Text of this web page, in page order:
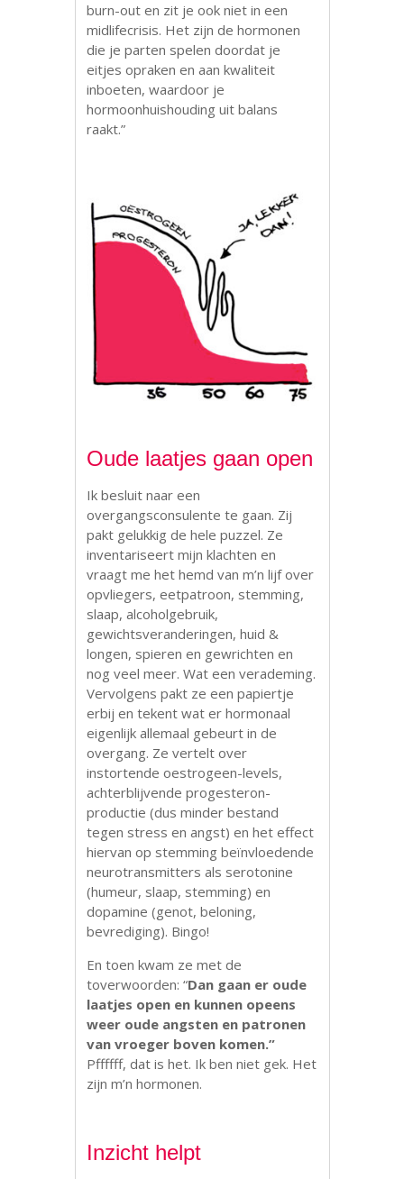
burn-out en zit je ook niet in een
midlifecrisis. Het zijn de hormonen
die je parten spelen doordat je
eitjes opraken en aan kwaliteit
inboeten, waardoor je
hormoonhuishouding uit balans
raakt.”
Oude laatjes gaan open
Ik besluit naar een
overgangsconsulente te gaan. Zij
pakt gelukkig de hele puzzel. Ze
inventariseert mijn klachten en
vraagt me het hemd van m’n lijf over
opvliegers, eetpatroon, stemming,
slaap, alcoholgebruik,
gewichtsveranderingen, huid &
longen, spieren en gewrichten en
nog veel meer. Wat een verademing.
Vervolgens pakt ze een papiertje
erbij en tekent wat er hormonaal
eigenlijk allemaal gebeurt in de
overgang. Ze vertelt over
instortende oestrogeen-levels,
achterblijvende progesteron-
productie (dus minder bestand
tegen stress en angst) en het effect
hiervan op stemming beïnvloedende
neurotransmitters als serotonine
(humeur, slaap, stemming) en
dopamine (genot, beloning,
bevrediging). Bingo!
En toen kwam ze met de
toverwoorden: “Dan gaan er oude
laatjes open en kunnen opeens
weer oude angsten en patronen
van vroeger boven komen.”
Pffffff, dat is het. Ik ben niet gek. Het
zijn m’n hormonen.
Inzicht helpt